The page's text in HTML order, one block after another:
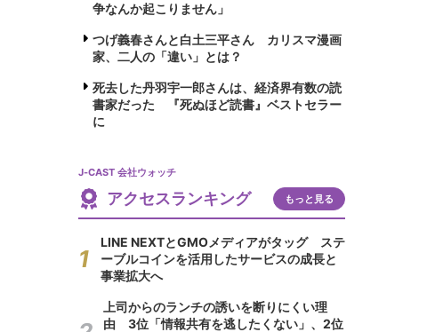
争なんか起こりません」
つげ義春さんと白土三平さん カリスマ漫画
家、二人の「違い」とは？
死去した丹羽宇一郎さんは、経済界有数の読
書家だった 『死ぬほど読書』ベストセラー
に
J-CAST 会社ウォッチ
アクセスランキング もっと見る
LINE NEXTとGMOメディアがタッグ ステ
ーブルコインを活用したサービスの成長と
事業拡大へ
上司からのランチの誘いを断りにくい理
由 3位「情報共有を逃したくない」、2位